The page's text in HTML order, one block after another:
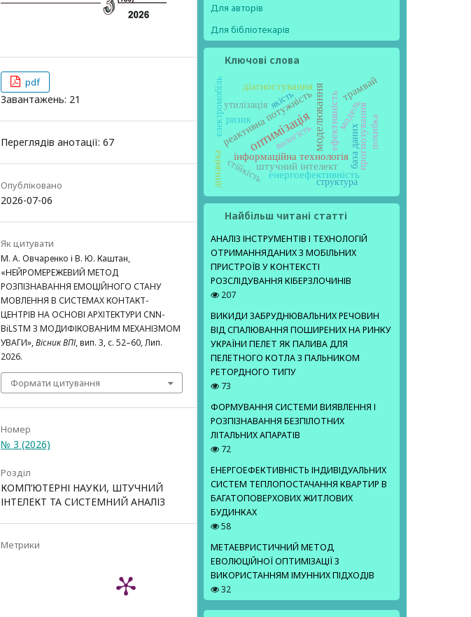
pdf
Завантажень: 21
Переглядів анотації: 67
Опубліковано
2026-07-06
Як цитувати
М. А. Овчаренко і В. Ю. Каштан,
«НЕЙРОМЕРЕЖЕВИЙ МЕТОД
РОЗПІЗНАВАННЯ ЕМОЦІЙНОГО СТАНУ
МОВЛЕННЯ В СИСТЕМАХ КОНТАКТ-
ЦЕНТРІВ НА ОСНОВІ АРХІТЕКТУРИ CNN-
BiLSTM З МОДИФІКОВАНИМ МЕХАНІЗМОМ
УВАГИ»,Вісник ВПІ, вип. 3, с. 52–60, Лип.
2026.
Формати цитування
Номер
№ 3 (2026)
Розділ
КОМП’ЮТЕРНІ НАУКИ, ШТУЧНИЙ
ІНТЕЛЕКТ ТА СИСТЕМНИЙ АНАЛІЗ
Метрики
Для авторів
Для бібліотекарів
Ключові слова
оптимізаціямоделювання
інформаційна технологія
реактивна потужність ефективністьмодельпрогнозування
штучний інтелект
енергоефективність
діагностування трамвай
вологість
ризик
структура
стійкість
якість
база даних
динаміка
електромобіль похибка
утилізація
Найбільш читані статті
АНАЛІЗ ІНСТРУМЕНТІВ І ТЕХНОЛОГІЙ
ОТРИМАННЯДАНИХ З МОБІЛЬНИХ
ПРИСТРОЇВ У КОНТЕКСТІ
РОЗСЛІДУВАННЯ КІБЕРЗЛОЧИНІВ
207
ВИКИДИ ЗАБРУДНЮВАЛЬНИХ РЕЧОВИН
ВІД СПАЛЮВАННЯ ПОШИРЕНИХ НА РИНКУ
УКРАЇНИ ПЕЛЕТ ЯК ПАЛИВА ДЛЯ
ПЕЛЕТНОГО КОТЛА З ПАЛЬНИКОМ
РЕТОРДНОГО ТИПУ
73
ФОРМУВАННЯ СИСТЕМИ ВИЯВЛЕННЯ І
РОЗПІЗНАВАННЯ БЕЗПІЛОТНИХ
ЛІТАЛЬНИХ АПАРАТІВ
72
ЕНЕРГОЕФЕКТИВНІСТЬ ІНДИВІДУАЛЬНИХ
СИСТЕМ ТЕПЛОПОСТАЧАННЯ КВАРТИР В
БАГАТОПОВЕРХОВИХ ЖИТЛОВИХ
БУДИНКАХ
58
МЕТАЕВРИСТИЧНИЙ МЕТОД
ЕВОЛЮЦІЙНОЇ ОПТИМІЗАЦІЇ З
ВИКОРИСТАННЯМ ІМУННИХ ПІДХОДІВ
32